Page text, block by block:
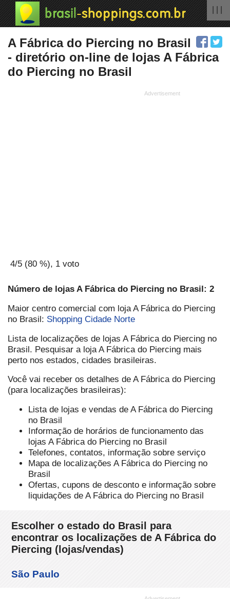
A Fábrica do Piercing no Brasil
- diretório on-line de lojas A Fábrica
do Piercing no Brasil
4/5 (80 %), 1 voto
Número de lojas A Fábrica do Piercing no Brasil: 2
Maior centro comercial com loja A Fábrica do Piercing
no Brasil: Shopping Cidade Norte
Lista de localizações de lojas A Fábrica do Piercing no
Brasil. Pesquisar a loja A Fábrica do Piercing mais
perto nos estados, cidades brasileiras.
Você vai receber os detalhes de A Fábrica do Piercing
(para localizações brasileiras):
Lista de lojas e vendas de A Fábrica do Piercing
no Brasil
Informação de horários de funcionamento das
lojas A Fábrica do Piercing no Brasil
Telefones, contatos, informação sobre serviço
Mapa de localizações A Fábrica do Piercing no
Brasil
Ofertas, cupons de desconto e informação sobre
liquidações de A Fábrica do Piercing no Brasil
Escolher o estado do Brasil para
encontrar os localizações de A Fábrica do
Piercing (lojas/vendas)
São Paulo